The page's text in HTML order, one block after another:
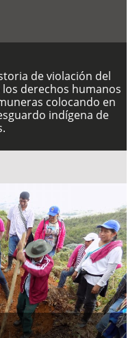
de violación del
derechos humanos
colocando en
indígena de